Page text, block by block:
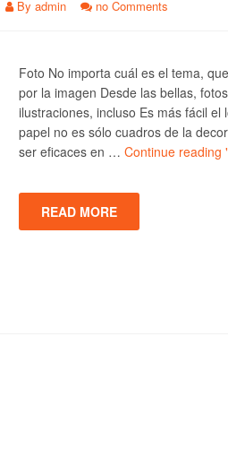
By admin no Comments
Foto No importa cuál es el tema,
por la imagen Desde las bellas,
ilustraciones, incluso Es más fácil
papel no es sólo cuadros de la
ser eficaces en … Continue reading
READ MORE